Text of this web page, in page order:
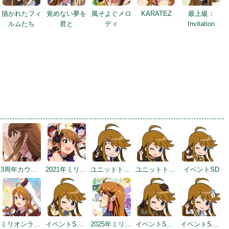
描かれたフィ
ルムたち
覚めない夢を
君と
風そよぐメロ
ディ
KARATEZ
最上級：
Invitation
3周年カウントダウンイラスト 2021年ミリシタ4周年トップ画面 ユニットトークイメージ（2021-07-29～） ユニットトークイメージ（2021-07-29～） イベントSD
ミリオンライブ10周年記念トップ画面 イベントSD #346 2025年ミリシタ8周年カウントダウン（3日前） イベントSD #399 イベントSD #407